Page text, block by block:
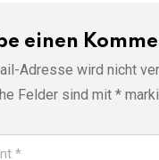
einen
Adresse wird nicht
Felder sind mit *